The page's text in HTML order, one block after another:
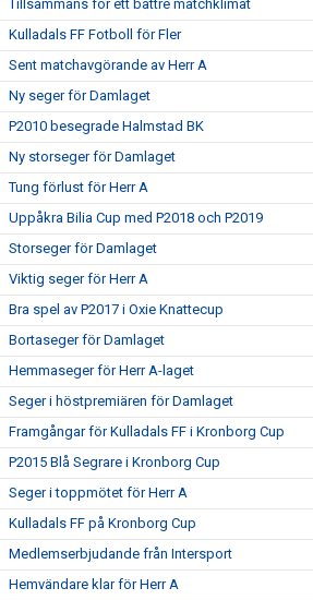
Tillsammans för ett bättre matchklimat
Kulladals FF Fotboll för Fler
Sent matchavgörande av Herr A
Ny seger för Damlaget
P2010 besegrade Halmstad BK
Ny storseger för Damlaget
Tung förlust för Herr A
Uppåkra Bilia Cup med P2018 och P2019
Storseger för Damlaget
Viktig seger för Herr A
Bra spel av P2017 i Oxie Knattecup
Bortaseger för Damlaget
Hemmaseger för Herr A-laget
Seger i höstpremiären för Damlaget
Framgångar för Kulladals FF i Kronborg Cup
P2015 Blå Segrare i Kronborg Cup
Seger i toppmötet för Herr A
Kulladals FF på Kronborg Cup
Medlemserbjudande från Intersport
Hemvändare klar för Herr A